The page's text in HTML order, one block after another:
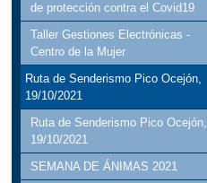
de protección contra el Covid19
Taller Gestiones Electrónicas -
Centro de la Mujer
Ruta de Senderismo Pico Ocejón,
19/10/2021
Ruta de Senderismo Pico Ocejón,
19/10/2021
SEMANA DE ÁNIMAS 2021